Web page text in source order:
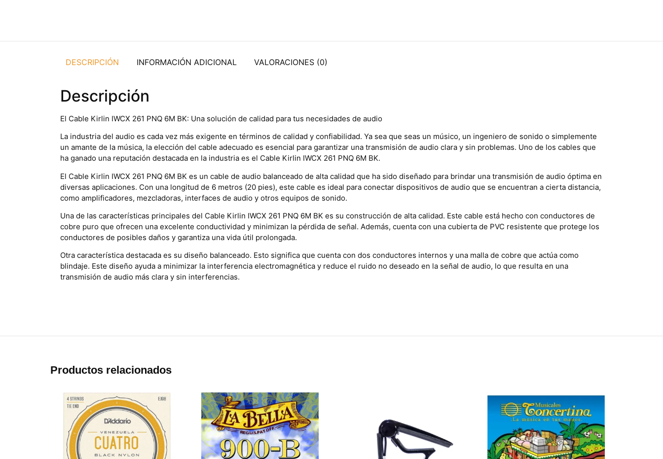
DESCRIPCIÓN INFORMACIÓN ADICIONAL VALORACIONES (0)
Descripción
El Cable Kirlin IWCX 261 PNQ 6M BK: Una solución de calidad para tus necesidades de audio
La industria del audio es cada vez más exigente en términos de calidad y confiabilidad. Ya sea que seas un músico, un ingeniero de sonido o simplemente
un amante de la música, la elección del cable adecuado es esencial para garantizar una transmisión de audio clara y sin problemas. Uno de los cables que
ha ganado una reputación destacada en la industria es el Cable Kirlin IWCX 261 PNQ 6M BK.
El Cable Kirlin IWCX 261 PNQ 6M BK es un cable de audio balanceado de alta calidad que ha sido diseñado para brindar una transmisión de audio óptima en
diversas aplicaciones. Con una longitud de 6 metros (20 pies), este cable es ideal para conectar dispositivos de audio que se encuentran a cierta distancia,
como amplificadores, mezcladoras, interfaces de audio y otros equipos de sonido.
Una de las características principales del Cable Kirlin IWCX 261 PNQ 6M BK es su construcción de alta calidad. Este cable está hecho con conductores de
cobre puro que ofrecen una excelente conductividad y minimizan la pérdida de señal. Además, cuenta con una cubierta de PVC resistente que protege los
conductores de posibles daños y garantiza una vida útil prolongada.
Otra característica destacada es su diseño balanceado. Esto significa que cuenta con dos conductores internos y una malla de cobre que actúa como
blindaje. Este diseño ayuda a minimizar la interferencia electromagnética y reduce el ruido no deseado en la señal de audio, lo que resulta en una
transmisión de audio más clara y sin interferencias.
Productos relacionados